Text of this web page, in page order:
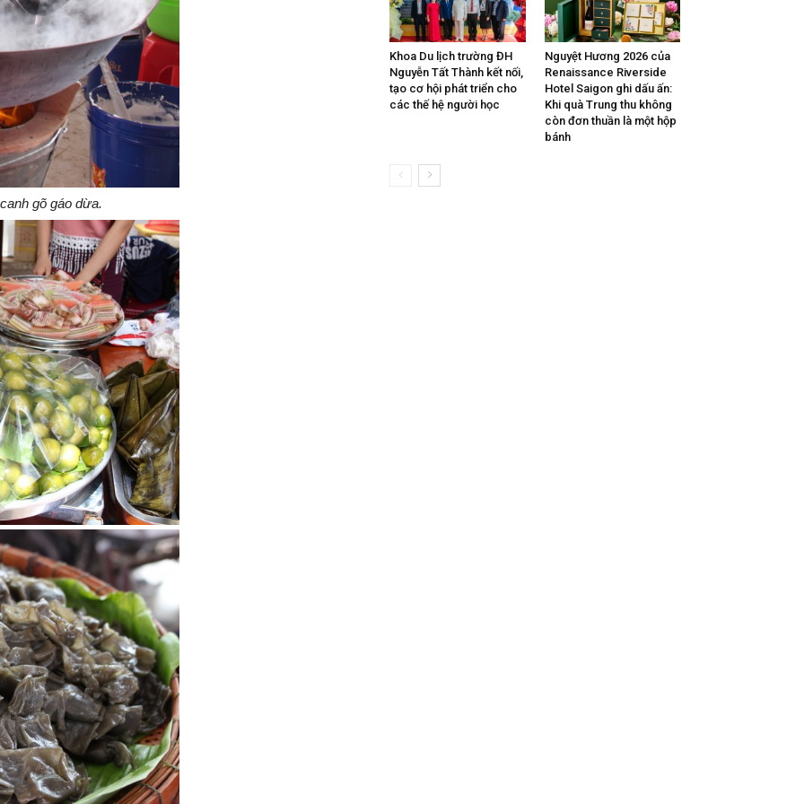
gõ gáo dừa.
Khoa Du lịch trường ĐH
Nguyễn Tất Thành kết nối,
tạo cơ hội phát triển cho
các thế hệ người học
Nguyệt Hương 2026 của
Renaissance Riverside
Hotel Saigon ghi dấu ấn:
Khi quà Trung thu không
còn đơn thuần là một hộp
bánh